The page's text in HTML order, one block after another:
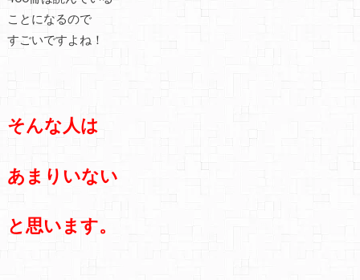
ことになるので
すごいですよね！
そんな人は
あまりいない
と思います。